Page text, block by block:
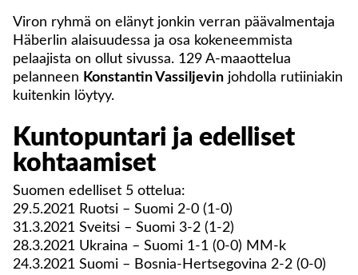
Viron ryhmä on elänyt jonkin verran päävalmentaja
Häberlin alaisuudessa ja osa kokeneemmista
pelaajista on ollut sivussa. 129 A-maaottelua
pelanneen Konstantin Vassiljevin johdolla rutiiniakin
kuitenkin löytyy.
Kuntopuntari ja edelliset
kohtaamiset
Suomen edelliset 5 ottelua:
29.5.2021 Ruotsi – Suomi 2-0 (1-0)
31.3.2021 Sveitsi – Suomi 3-2 (1-2)
28.3.2021 Ukraina – Suomi 1-1 (0-0) MM-k
24.3.2021 Suomi – Bosnia-Hertsegovina 2-2 (0-0)